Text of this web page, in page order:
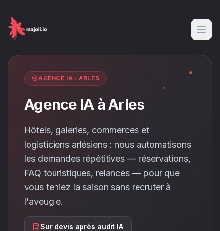
AGENCE IA ·ARLES
Agence IA à Arles
Hôtels, galeries, commerces et
logisticiens arlésiens : nous automatisons
les demandes répétitives — réservations,
FAQ touristiques, relances — pour que
vous teniez la saison sans recruter à
l'aveugle.
Sur devis après audit IA